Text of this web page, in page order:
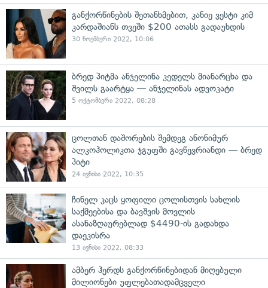
განქორწინების შეთანხმებით, კანიე ვესტი კიმ
კარდაშიანს თვეში $200 ათასს გადაუხდის
30 ნოემბერი 2022, 10:06
ბრედ პიტმა ანჯელინა კედელს მიანარცხა და
შვილს გაარტყა — ანჯელინას ადვოკატი
5 ოქტომბერი 2022, 08:28
ცოლთან დაშორების შემდეგ ანონიმურ
ალკოჰოლიკთა ჯგუფში გავწევრიანდი — ბრედ
პიტი
24 ივნისი 2022, 10:35
ჩინელ კაცს ყოფილი ცოლისთვის სახლის
საქმეებისა და ბავშვის მოვლის
ასანაზღაურებლად $4490-ის გადახდა
დაეკისრა
13 ივნისი 2022, 08:33
ამბერ ჰერდს განქორწინებიდან მიღებული
მილიონები უფლებათადამცველი